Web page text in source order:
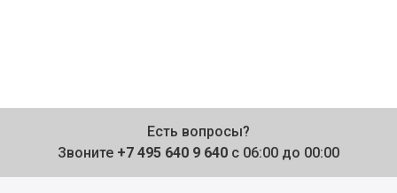
Есть вопросы?
Звоните +7 495 640 9 640 с 06:00 до 00:00